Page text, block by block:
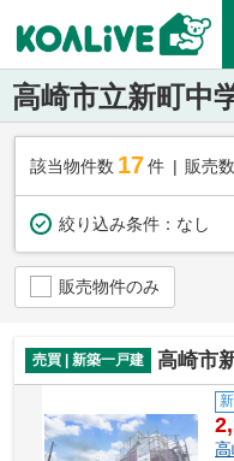
高崎市立新町中
該当物件数 17件 販売数
絞り込み条件： なし
販売物件のみ
売買 | 新築一戸建 高崎市